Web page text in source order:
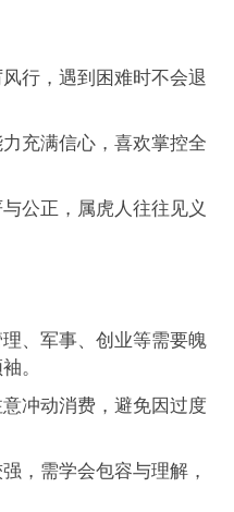
行，遇到困难时不会退
力充满信心，喜欢掌控全
公正，属虎人往往见义
、军事、创业等需要魄
。
冲动消费，避免因过度
，需学会包容与理解，